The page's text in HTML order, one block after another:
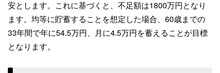
安とします。これに基づくと、不足額は1800万円となり
ます。均等に貯蓄することを想定した場合、60歳までの
33年間で年に54.5万円、月に4.5万円を蓄えることが目標
となります。